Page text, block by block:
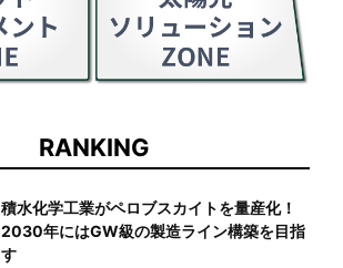
RANKING
積水化学工業がペロブスカイトを量産化！
2030年にはGW級の製造ライン構築を目指
す